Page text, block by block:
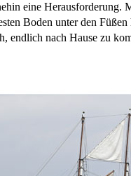
eine Herausforderung.
Boden unter den
endlich nach Hause zu